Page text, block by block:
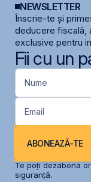
NEWSLETTER
Înscrie-te și
deducere fiscală,
exclusive pentru
Fii cu un
Nume
Email
ABONEAZĂ-TE
Te poți dezabona
siguranță.